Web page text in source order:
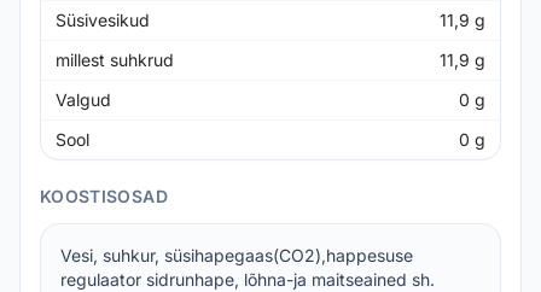
Süsivesikud
11,9 g
millest suhkrud
11,9 g
Valgud
0 g
Sool
0 g
KOOSTISOSAD
Vesi, suhkur, süsihapegaas(CO2),happesuse
regulaator sidrunhape, lõhna-ja maitseained sh.